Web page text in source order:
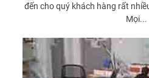
đến cho quý khách hàng rất
Mọi...